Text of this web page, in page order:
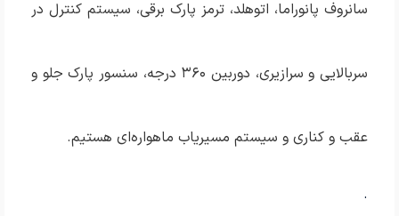
سانروف پانوراما، اتوهلد، ترمز پارک برقی، سیستم کنترل در
سربالایی و سرازیری، دوربین ۳۶۰ درجه، سنسور پارک جلو و
عقب و کناری و سیستم مسیریاب ماهواره‌ای هستیم.
.